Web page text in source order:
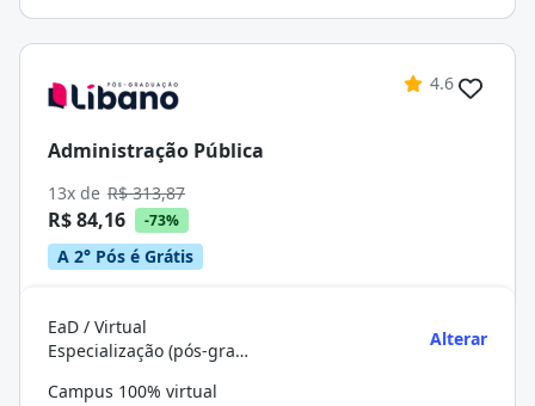
4.6
Administração Pública
13x de R$ 313,87
R$ 84,16 -73%
A 2° Pós é Grátis
EaD / Virtual
Especialização (pós-graduação)
Alterar
Campus 100% virtual